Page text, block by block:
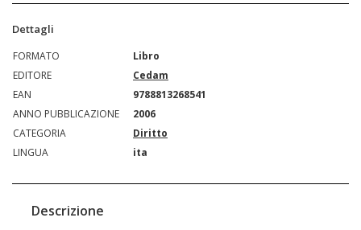
Dettagli
FORMATO
Libro
EDITORE
Cedam
EAN
9788813268541
ANNO PUBBLICAZIONE
2006
CATEGORIA
Diritto
LINGUA
ita
Descrizione